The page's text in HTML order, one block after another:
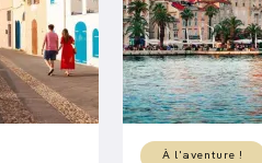
À l'aventure !